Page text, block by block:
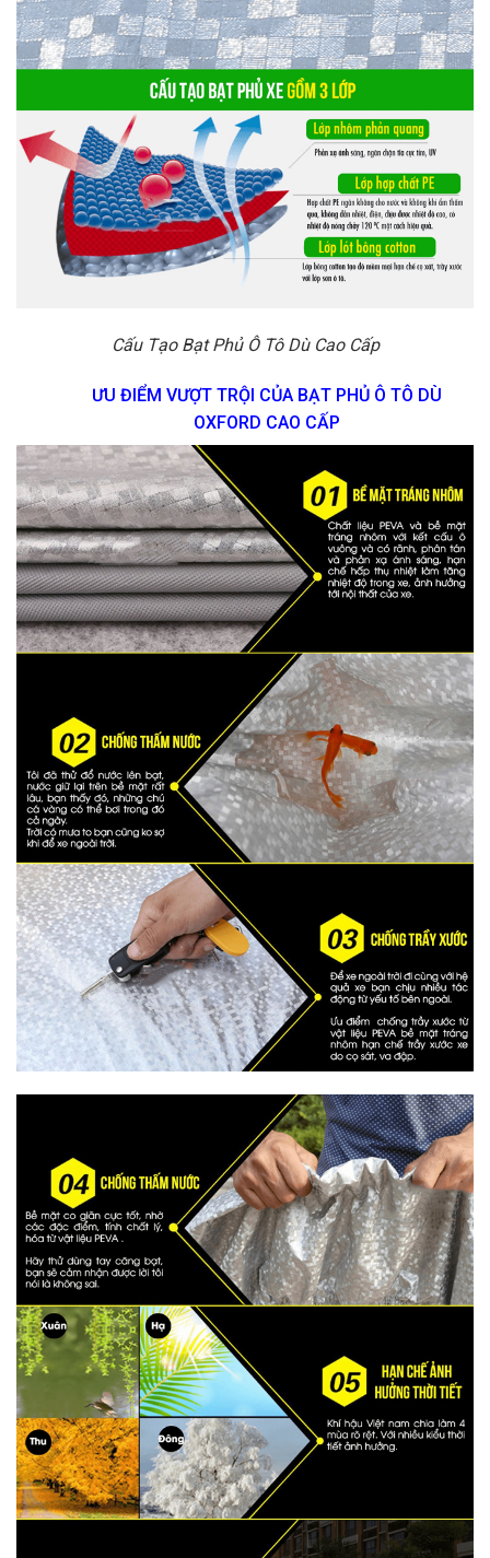
Cấu Tạo Bạt Phủ Ô Tô Dù Cao Cấp
ƯU ĐIỂM VƯỢT TRỘI CỦA BẠT PHỦ Ô TÔ DÙ
OXFORD CAO CẤP